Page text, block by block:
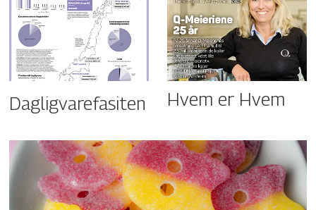
Dagligvarefasiten Hvem er Hvem